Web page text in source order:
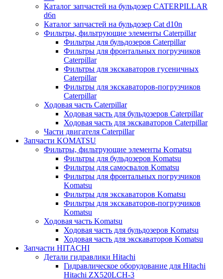
Каталог запчастей на бульдозер CATERPILLAR
d6n
Каталог запчастей на бульдозер Сat d10n
Фильтры, фильтрующие элементы Caterpillar
Фильтры для бульдозеров Caterpillar
Фильтры для фронтальных погрузчиков
Caterpillar
Фильтры для экскаваторов гусеничных
Caterpillar
Фильтры для экскаваторов-погрузчиков
Caterpillar
Ходовая часть Caterpillar
Ходовая часть для бульдозеров Caterpillar
Ходовая часть для экскаваторов Caterpillar
Части двигателя Caterpillar
Запчасти KOMATSU
Фильтры, фильтрующие элементы Komatsu
Фильтры для бульдозеров Komatsu
Фильтры для самосвалов Komatsu
Фильтры для фронтальных погрузчиков
Komatsu
Фильтры для экскаваторов Komatsu
Фильтры для экскаваторов-погрузчиков
Komatsu
Ходовая часть Komatsu
Ходовая часть для бульдозеров Komatsu
Ходовая часть для экскаваторов Komatsu
Запчасти HITACHI
Детали гидравлики Hitachi
Гидравлическое оборудование для Hitachi
Hitachi ZX520LCH-3